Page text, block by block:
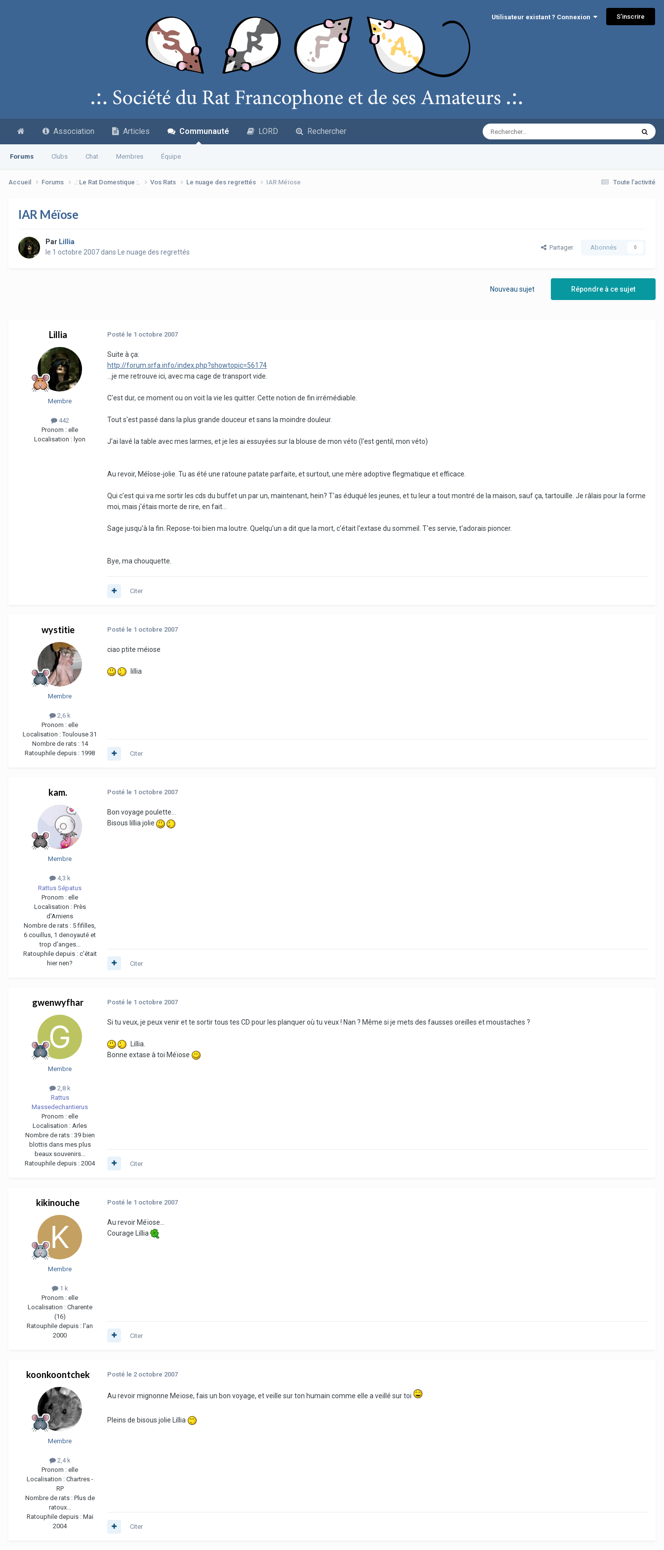
Utilisateur existant ? Connexion S’inscrire
Association Articles Communauté
Forums Clubs Chat Membres Équipe
LORD Rechercher
Toute l’activité
Accueil Forums .: Le Rat Domestique :. Vos Rats Le nuage des regrettés IAR Méïose
IAR Méïose
Par Lillia
le 1 octobre 2007dans Le nuage des regrettés
Partager Abonnés 0
Répondre à ce sujet
Nouveau sujet
Lillia
Membre
442
Pronom : elle
Localisation : lyon
Posté le 1 octobre 2007
Suite à ça:
http://forum.srfa.info/index.php?showtopic=56174
...je me retrouve ici, avec ma cage de transport vide.
C'est dur, ce moment ou on voit la vie les quitter. Cette notion de fin irrémédiable.
Tout s'est passé dans la plus grande douceur et sans la moindre douleur.
J'ai lavé la table avec mes larmes, et je les ai essuyées sur la blouse de mon véto (l'est gentil, mon véto)
Au revoir, Méîose-jolie. Tu as été une ratoune patate parfaite, et surtout, une mère adoptive flegmatique et efficace.
Qui c'est qui va me sortir les cds du buffet un par un, maintenant, hein? T'as éduqué les jeunes, et tu leur a tout montré de la maison, sauf ça, tartouille. Je râlais pour la forme
moi, mais j'étais morte de rire, en fait...
Sage jusqu'à la fin. Repose-toi bien ma loutre. Quelqu'un a dit que la mort, c'était l'extase du sommeil. T'es servie, t'adorais pioncer.
Bye, ma chouquette.
Citer
wystitie
Membre
2,6 k
Pronom : elle
Localisation :Toulouse 31
Nombre de rats : 14
Ratouphile depuis : 1998
Posté le 1 octobre 2007
ciao ptite méiose
lillia
Citer
kam.
Membre
4,3 k
Rattus Sépatus
Pronom : elle
Localisation : Près
d'Amiens
Nombre de rats : 5 fifilles,
6 couillus, 1 denoyauté et
trop d'anges...
Ratouphile depuis : c'était
hier nen?
Posté le 1 octobre 2007
Bon voyage poulette...
Bisous lillia jolie
Citer
gwenwyfhar
Membre
2,8 k
Rattus
Massedechantierus
Pronom : elle
Localisation : Arles
Nombre de rats : 39 bien
blottis dans mes plus
beaux souvenirs...
Ratouphile depuis : 2004
Posté le 1 octobre 2007
Si tu veux, je peux venir et te sortir tous tes CD pour les planquer où tu veux ! Nan ? Même si je mets des fausses oreilles et moustaches ?
Lillia.
Bonne extase à toi Méïose
Citer
kikinouche
Membre
1 k
Pronom : elle
Localisation : Charente
(16)
Ratouphile depuis : l'an
2000
Posté le 1 octobre 2007
Au revoir Méïose...
Courage Lillia
Citer
koonkoontchek
Membre
2,4 k
Pronom : elle
Localisation : Chartres -
RP
Nombre de rats : Plus de
ratoux...
Ratouphile depuis : Mai
2004
Posté le 2 octobre 2007
Au revoir mignonne Meïose, fais un bon voyage, et veille sur ton humain comme elle a veillé sur toi
Pleins de bisous jolie Lillia
Citer